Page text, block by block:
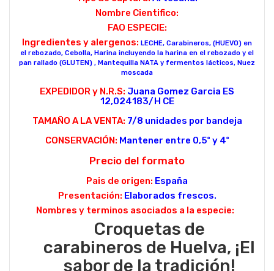
Nombre Cientifico:
FAO ESPECIE:
Ingredientes y alergenos: LECHE, Carabineros, (HUEVO) en
el rebozado, Cebolla, Harina incluyendo la harina en el rebozado y el
pan rallado (GLUTEN) , Mantequilla NATA y fermentos lácticos, Nuez
moscada
EXPEDIDOR y N.R.S: Juana Gomez Garcia ES
12,024183/H CE
TAMAÑO A LA VENTA: 7/8 unidades por bandeja
CONSERVACIÓN: Mantener entre 0,5º y 4º
Precio del formato
Pais de origen: España
Presentación: Elaborados frescos.
Nombres y terminos asociados a la especie:
Croquetas de
carabineros de Huelva, ¡El
sabor de la tradición!